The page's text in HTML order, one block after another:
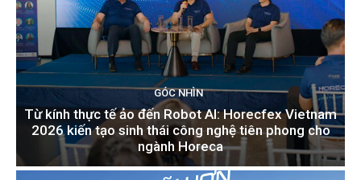
GÓC NHÌN
Từ kính thực tế ảo đến Robot AI: Horecfex Vietnam
2026 kiến tạo sinh thái công nghệ tiên phong cho
ngành Horeca